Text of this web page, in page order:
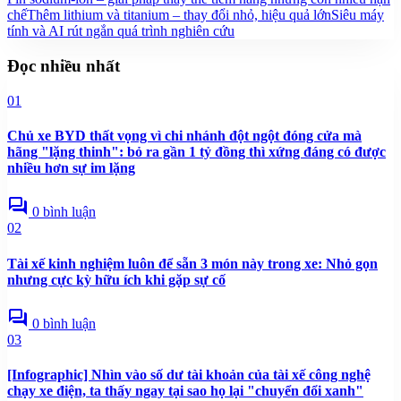
chếThêm lithium và titanium – thay đổi nhỏ, hiệu quả lớnSiêu máy
tính và AI rút ngắn quá trình nghiên cứu
Đọc nhiều nhất
01
Chủ xe BYD thất vọng vì chi nhánh đột ngột đóng cửa mà
hãng "lặng thinh": bỏ ra gần 1 tỷ đồng thì xứng đáng có được
nhiều hơn sự im lặng
forum 0 bình luận
02
Tài xế kinh nghiệm luôn để sẵn 3 món này trong xe: Nhỏ gọn
nhưng cực kỳ hữu ích khi gặp sự cố
forum 0 bình luận
03
[Infographic] Nhìn vào số dư tài khoản của tài xế công nghệ
chạy xe điện, ta thấy ngay tại sao họ lại "chuyển đổi xanh"